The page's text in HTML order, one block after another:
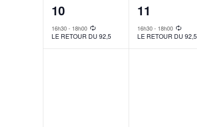
1
event,
10
16h30- 18h00
LE RETOUR DU 92,5
1
event,
11
16h30- 18h00
LE RETOUR DU 92,5